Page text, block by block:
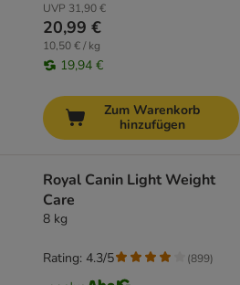
UVP 31,90 €
20,99 €
10,50 € / kg
19,94 €
Zum Warenkorb
hinzufügen
Royal Canin Light Weight
Care
8 kg
Rating: 4.3/5 (899)